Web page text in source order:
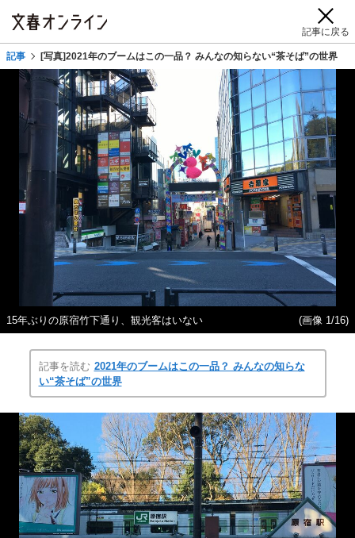
記事に戻る
記事 [写真]2021年のブームはこの一品？ みんなの知らない“茶そば”の世界
15年ぶりの原宿竹下通り、観光客はいない (画像 1/16)
記事を読む 2021年のブームはこの一品？ みんなの知らな
い“茶そば”の世界